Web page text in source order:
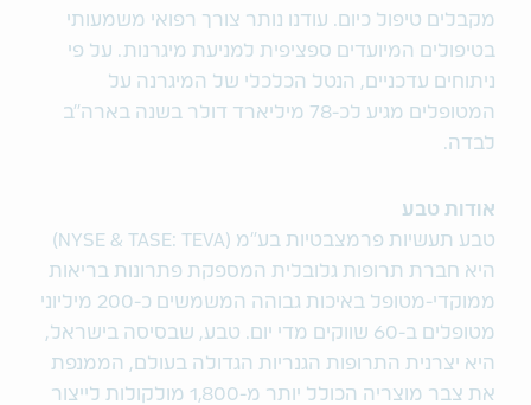
מקבלים טיפול כיום. עודנו נותר צורך רפואי משמעותי
בטיפולים המיועדים ספציפית למניעת מיגרנות. על פי
ניתוחים עדכניים, הנטל הכלכלי של המיגרנה על
המטופלים מגיע לכ-78 מיליארד דולר בשנה בארה"ב
לבדה.
אודות טבע
טבע תעשיות פרמצבטיות בע"מ (NYSE & TASE: TEVA)
היא חברת תרופות גלובלית המספקת פתרונות בריאות
ממוקדי-מטופל באיכות גבוהה המשמשים כ-200 מיליוני
מטופלים ב-60 שווקים מדי יום. טבע, שבסיסה בישראל,
היא יצרנית התרופות הגנריות הגדולה בעולם, הממנפת
את צבר מוצריה הכולל יותר מ-1,800 מולקולות לייצור